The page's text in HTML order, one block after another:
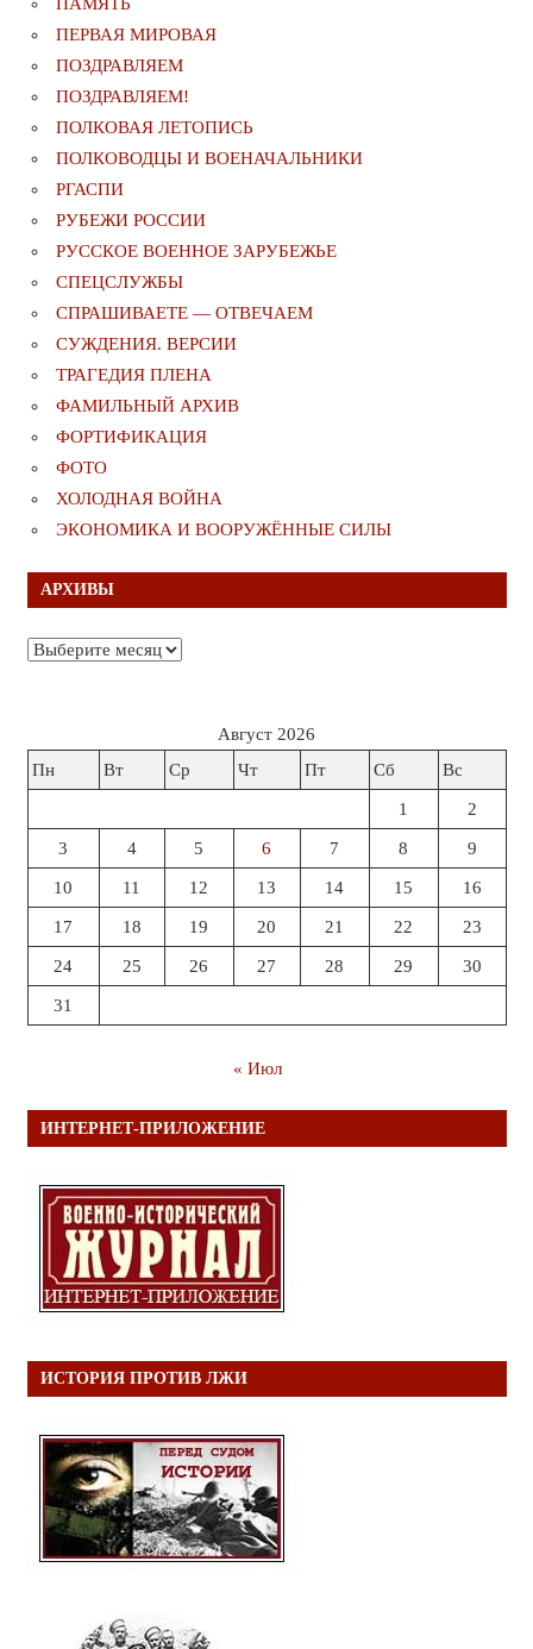
ПАМЯТЬ
ПЕРВАЯ МИРОВАЯ
ПОЗДРАВЛЯЕМ
ПОЗДРАВЛЯЕМ!
ПОЛКОВАЯ ЛЕТОПИСЬ
ПОЛКОВОДЦЫ И ВОЕНАЧАЛЬНИКИ
РГАСПИ
РУБЕЖИ РОССИИ
РУССКОЕ ВОЕННОЕ ЗАРУБЕЖЬЕ
СПЕЦСЛУЖБЫ
СПРАШИВАЕТЕ — ОТВЕЧАЕМ
СУЖДЕНИЯ. ВЕРСИИ
ТРАГЕДИЯ ПЛЕНА
ФАМИЛЬНЫЙ АРХИВ
ФОРТИФИКАЦИЯ
ФОТО
ХОЛОДНАЯ ВОЙНА
ЭКОНОМИКА И ВООРУЖЁННЫЕ СИЛЫ
АРХИВЫ
Архивы
Август 2026
Пн
Вт Ср Чт Пт Сб Вс
1 2
3 4 5 6 7 8 9
10 11 12 13 14 15 16
17 18 19 20 21 22 23
24 25 26 27 28 29 30
31
« Июл
ИНТЕРНЕТ-ПРИЛОЖЕНИЕ
ИСТОРИЯ ПРОТИВ ЛЖИ